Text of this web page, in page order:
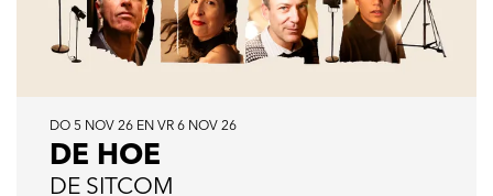
DE HOE
DE SITCOM
DO 5 NOV 26 EN VR 6 NOV 26